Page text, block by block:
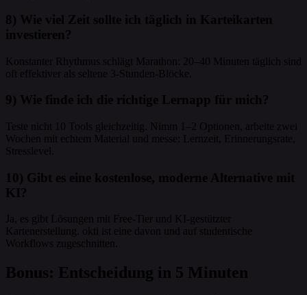
8) Wie viel Zeit sollte ich täglich in Karteikarten
investieren?
Konstanter Rhythmus schlägt Marathon: 20–40 Minuten täglich sind
oft effektiver als seltene 3-Stunden-Blöcke.
9) Wie finde ich die richtige Lernapp für mich?
Teste nicht 10 Tools gleichzeitig. Nimm 1–2 Optionen, arbeite zwei
Wochen mit echtem Material und messe: Lernzeit, Erinnerungsrate,
Stresslevel.
10) Gibt es eine kostenlose, moderne Alternative mit
KI?
Ja, es gibt Lösungen mit Free-Tier und KI-gestützter
Kartenerstellung. okti ist eine davon und auf studentische
Workflows zugeschnitten.
Bonus: Entscheidung in 5 Minuten